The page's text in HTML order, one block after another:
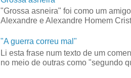
"Grossa asneira" foi como um
Alexandre e Alexandre Homem
"A guerra correu mal"
Li esta frase num texto de um
no meio de outras como "segundo